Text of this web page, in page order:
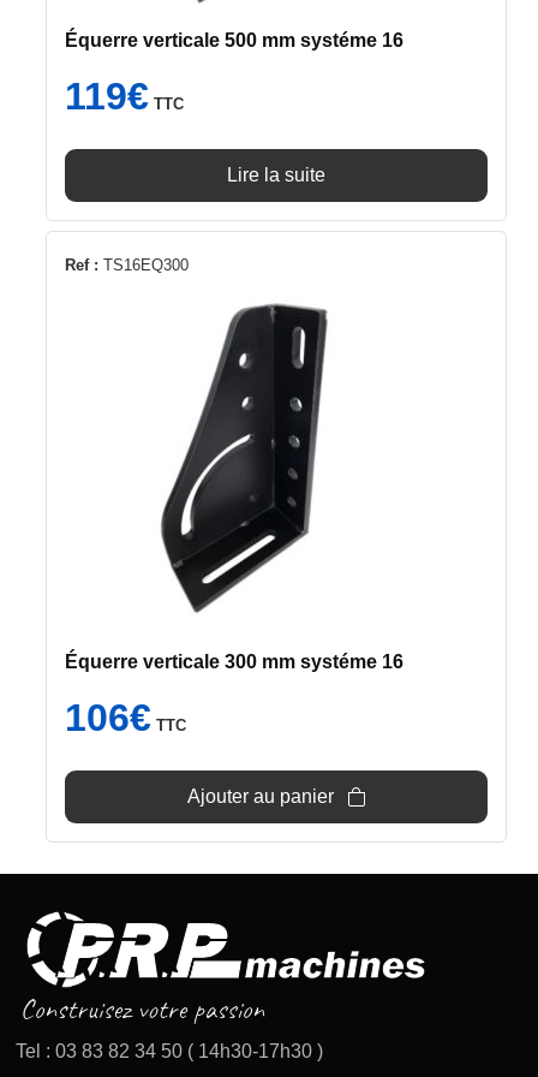
Équerre verticale 500 mm systéme 16
119€ TTC
Lire la suite
Ref : TS16EQ300
Équerre verticale 300 mm systéme 16
106€ TTC
Ajouter au panier
Tel : 03 83 82 34 50 ( 14h30-17h30 )